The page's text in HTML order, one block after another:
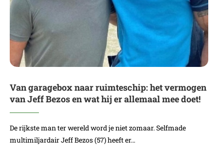
Van garagebox naar ruimteschip: het vermogen
van Jeff Bezos en wat hij er allemaal mee doet!
De rijkste man ter wereld word je niet zomaar. Selfmade
multimiljardair Jeff Bezos (57) heeft er…